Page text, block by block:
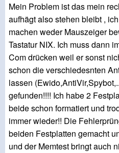
Mein Problem ist das mein
aufhägt also stehen bleibt ,
machen weder Mauszeiger
Tastatur NIX. Ich muss dann
Com drücken weil er sonst
schon die verschiedesnten
lassen
gefunden!!!! Ich habe 2
beide schon formatiert und
immer wieder!! Die
beiden Festplatten gemacht
und der Memtest bringt